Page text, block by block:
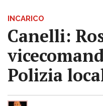
INCARICO
Canelli:
Polizia